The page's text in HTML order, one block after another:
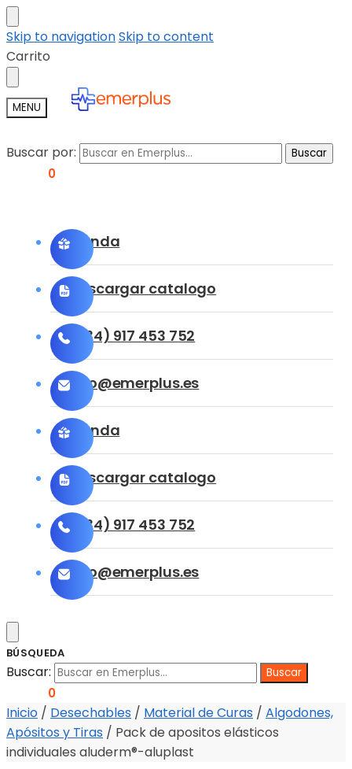
Skip to navigationSkip to content
Carrito
MENU
Buscar por: Buscar
0
Tienda
Descargar catalogo
(+34) 917 453 752
info@emerplus.es
Tienda
Descargar catalogo
(+34) 917 453 752
info@emerplus.es
BÚSQUEDA
Buscar:
0
Inicio / Desechables / Material de Curas / Algodones,
Apósitos y Tiras / Pack de apositos elásticos
individuales aluderm®-aluplast